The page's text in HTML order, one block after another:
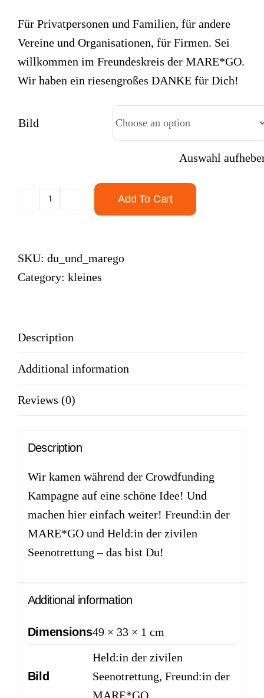
Für Privatpersonen und Familien, für andere
Vereine und Organisationen, für Firmen. Sei
willkommen im Freundeskreis der MARE*GO.
Wir haben ein riesengroßes DANKE für Dich!
Bild
Auswahl
quantity
Add To Cart
SKU: du_und_marego
Category: kleines
Description
Additional information
Reviews (0)
Description
Wir kamen während der Crowdfunding
Kampagne auf eine schöne Idee! Und
machen hier einfach weiter! Freund:in der
MARE*GO und Held:in der zivilen
Seenotrettung – das bist Du!
Additional information
Dimensions49 × 33 × 1 cm
Bild
Held:in der zivilen
Seenotrettung, Freund:in der
MARE*GO